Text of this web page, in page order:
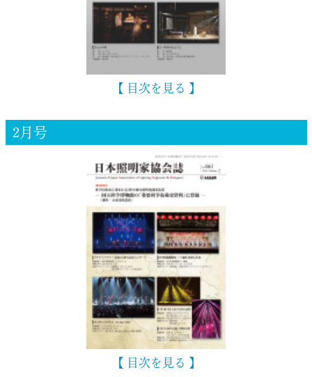
【 目次を見る 】
2月号
【 目次を見る 】